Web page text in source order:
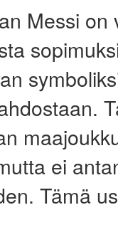
Messi
ei
Tämä